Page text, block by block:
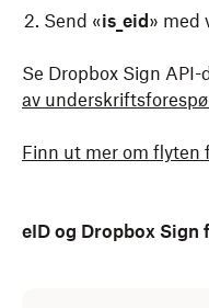
Send «is_eid » med
Se Dropbox Sign
av
Finn ut mer om flyten
eID og Dropbox